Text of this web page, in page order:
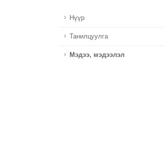
Нүүр
Танилцуулга
Мэдээ, мэдээлэл